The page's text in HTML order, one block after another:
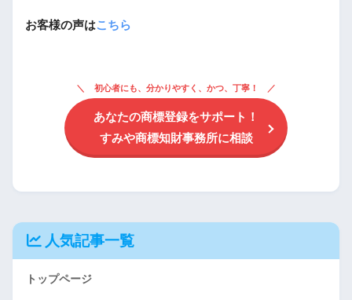
お客様の声はこちら
初心者にも、分かりやすく、かつ、丁寧！
あなたの商標登録をサポート！
すみや商標知財事務所に相談
人気記事一覧
トップページ